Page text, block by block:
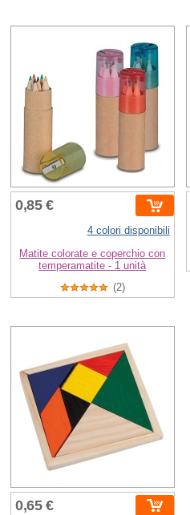
0,85 €
4 colori disponibili
Matite colorate e coperchio con
temperamatite - 1 unità
(2)
0,65 €